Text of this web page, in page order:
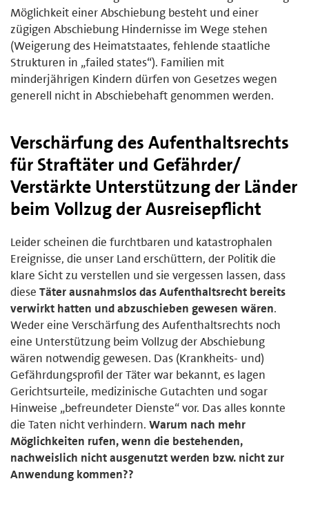
Möglichkeit einer Abschiebung besteht und einer
zügigen Abschiebung Hindernisse im Wege stehen
(Weigerung des Heimatstaates, fehlende staatliche
Strukturen in „failed states“). Familien mit
minderjährigen Kindern dürfen von Gesetzes wegen
generell nicht in Abschiebehaft genommen werden.
Verschärfung des Aufenthaltsrechts
für Straftäter und Gefährder/
Verstärkte Unterstützung der Länder
beim Vollzug der Ausreisepflicht
Leider scheinen die furchtbaren und katastrophalen
Ereignisse, die unser Land erschüttern, der Politik die
klare Sicht zu verstellen und sie vergessen lassen, dass
diese Täter ausnahmslos das Aufenthaltsrecht bereits
verwirkt hatten und abzuschieben gewesen wären.
Weder eine Verschärfung des Aufenthaltsrechts noch
eine Unterstützung beim Vollzug der Abschiebung
wären notwendig gewesen. Das (Krankheits- und)
Gefährdungsprofil der Täter war bekannt, es lagen
Gerichtsurteile, medizinische Gutachten und sogar
Hinweise „befreundeter Dienste“ vor. Das alles konnte
die Taten nicht verhindern. Warum nach mehr
Möglichkeiten rufen, wenn die bestehenden,
nachweislich nicht ausgenutzt werden bzw. nicht zur
Anwendung kommen??